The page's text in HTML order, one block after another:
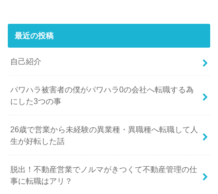
最近の投稿
自己紹介
パワハラ被害者の僕がパワハラ0の会社へ転職する為
にした3つの事
26歳で営業から未経験の異業種・異職種へ転職して人
生が好転した話
脱出！不動産営業でノルマがきつくて不動産管理の仕
事に転職はアリ？